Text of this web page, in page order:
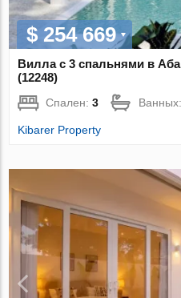
$ 254 669
Вилла с 3 спальнями в
(12248)
Спален:3
Kibarer Property